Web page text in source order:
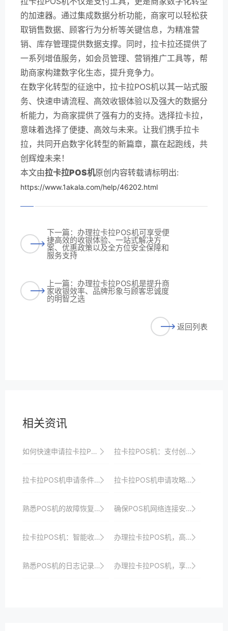
的加速器。通过集成数据分析功能，商家可以轻松获
取销售数据、顾客行为分析等关键信息，为精准营
销、库存管理提供数据支撑。同时，拉卡拉还提供了
一系列增值服务，如会员管理、营销推广工具等，帮
助商家构建数字化生态，提升竞争力。
在数字化转型的征途中，拉卡拉POS机以其一站式服
务、快速申请流程、高效收银体验以及强大的数据分
析能力，为商家提供了强有力的支持。选择拉卡拉，
意味着选择了便捷、高效与未来。让我们携手拉卡
拉，共同开启数字化转型的新篇章，赢在起跑线，共
创辉煌未来！
本文由拉卡拉POS机原创内容转载请标明出:
https://www.1akala.com/help/46202.html
下一篇：办理拉卡拉POS机可享受便
捷高效的收银体验、一站式解决方
案、优惠政策以及全方位安全保障和
服务支持
上一篇：办理拉卡拉POS机是提升商
家收银效率、品牌形象与顾客忠诚度
的明智之选
返回列表
相关资讯
如何快速申请拉卡拉POS机？流程揭秘 拉卡拉POS机：支付创新，助力小微企业发展
拉卡拉POS机申请条件：个体户与企业有何区别？ 拉卡拉POS机申请攻略：如何选择适合自己的机型？
熟悉POS机的故障恢复流程。 确保POS机网络连接安全，避免公共Wi-Fi带来的风险。
拉卡拉POS机：智能收银，提升商家经营效率 办理拉卡拉POS机，高效收银系统轻松拥有
熟悉POS机的日志记录功能，以便追踪交易历史。 办理拉卡拉POS机，享受安全便捷的支付服务